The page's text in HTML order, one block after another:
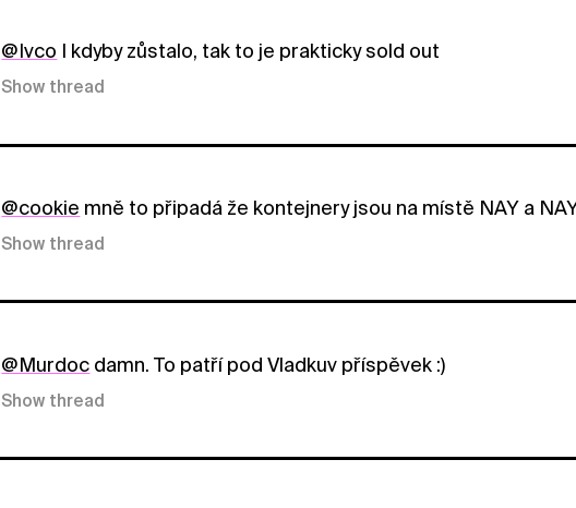
@Ivco I kdyby zůstalo, tak to je prakticky sold out
Show thread
@cookie mně to připadá že kontejnery jsou na místě NAY a
Show thread
@Murdoc damn. To patří pod Vladkuv příspěvek :)
Show thread